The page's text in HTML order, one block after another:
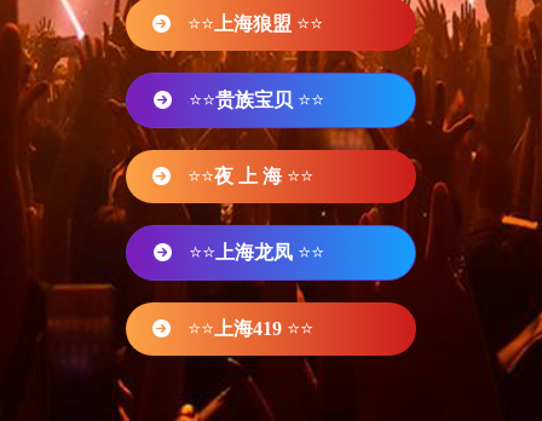
⭐⭐ 上海狼盟 ⭐⭐
⭐⭐贵族宝贝 ⭐⭐
⭐⭐夜 上 海 ⭐⭐
⭐⭐ 上海龙凤 ⭐⭐
⭐⭐ 上海419 ⭐⭐